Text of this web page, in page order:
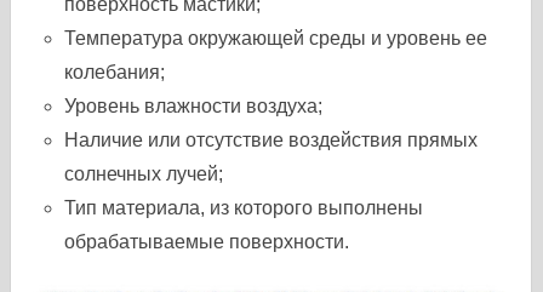
поверхность мастики;
Температура окружающей среды и уровень ее
колебания;
Уровень влажности воздуха;
Наличие или отсутствие воздействия прямых
солнечных лучей;
Тип материала, из которого выполнены
обрабатываемые поверхности.